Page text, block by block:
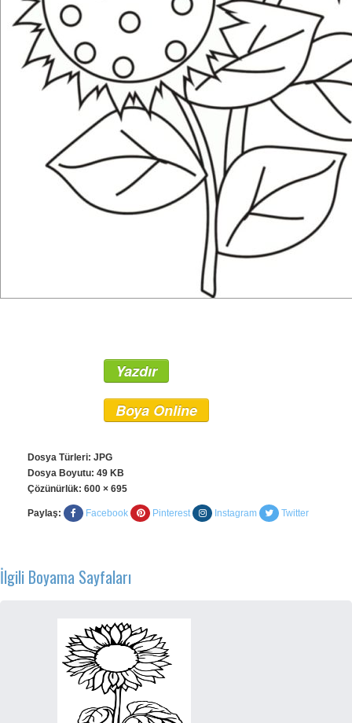
Yazdır
Boya Online
Dosya Türleri: JPG
Dosya Boyutu: 49 KB
Çözünürlük: 600 × 695
Paylaş: Facebook Pinterest Instagram Twitter
İlgili Boyama Sayfaları